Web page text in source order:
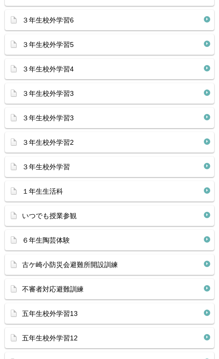
３年生校外学習6
３年生校外学習5
３年生校外学習4
３年生校外学習3
３年生校外学習3
３年生校外学習2
３年生校外学習
１年生生活科
いつでも授業参観
６年生陶芸体験
古ケ崎小防災会避難所開設訓練
不審者対応避難訓練
五年生校外学習13
五年生校外学習12